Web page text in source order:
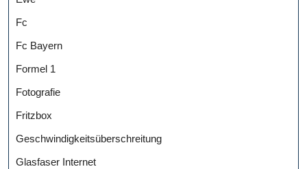
Fc
Fc Bayern
Formel 1
Fotografie
Fritzbox
Geschwindigkeitsüberschreitung
Glasfaser Internet